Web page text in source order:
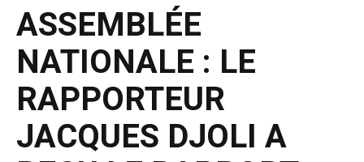
ASSEMBLÉE
NATIONALE : LE
RAPPORTEUR
JACQUES DJOLI A